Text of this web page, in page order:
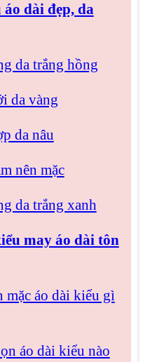
dài đẹp, da
da trắng hồng
da vàng
da nâu
nên mặc
da trắng xanh
may áo dài tôn
mặc áo dài kiểu gì
áo dài kiểu nào